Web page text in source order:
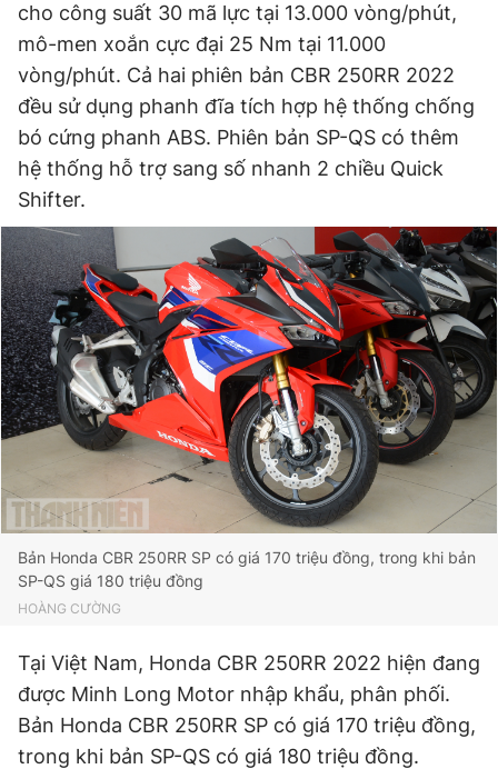
cho công suất 30 mã lực tại 13.000 vòng/phút,
mô-men xoắn cực đại 25 Nm tại 11.000
vòng/phút. Cả hai phiên bản CBR 250RR 2022
đều sử dụng phanh đĩa tích hợp hệ thống chống
bó cứng phanh ABS. Phiên bản SP-QS có thêm
hệ thống hỗ trợ sang số nhanh 2 chiều Quick
Shifter.
Bản Honda CBR 250RR SP có giá 170 triệu đồng, trong khi bản
SP-QS giá 180 triệu đồng
HOÀNG CƯỜNG
Tại Việt Nam, Honda CBR 250RR 2022 hiện đang
được Minh Long Motor nhập khẩu, phân phối.
Bản Honda CBR 250RR SP có giá 170 triệu đồng,
trong khi bản SP-QS có giá 180 triệu đồng.